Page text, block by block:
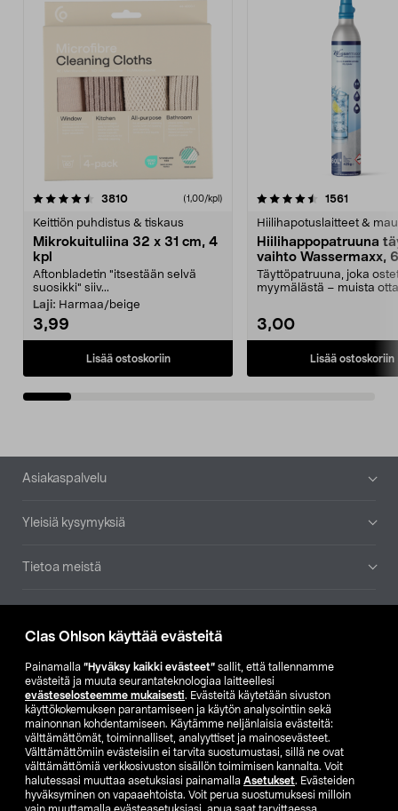
Clas Ohlson käyttää evästeitä
Painamalla ”Hyväksy kaikki evästeet” sallit, että tallennamme
evästeitä ja muuta seurantateknologiaa laitteellesi
evästeselosteemme mukaisesti. Evästeitä käytetään sivuston
käyttökokemuksen parantamiseen ja käytön analysointiin sekä
mainonnan kohdentamiseen. Käytämme neljänlaisia evästeitä:
välttämättömät, toiminnalliset, analyyttiset ja mainosevästeet.
Välttämättömiin evästeisiin ei tarvita suostumustasi, sillä ne ovat
välttämättömiä verkkosivuston sisällön toimimisen kannalta. Voit
halutessasi muuttaa asetuksiasi painamalla Asetukset. Evästeiden
hyväksyminen on vapaaehtoista. Voit perua suostumuksesi milloin
3810arvostelut (1,00/kpl)
Keittiön puhdistus & tiskaus
Mikrokuituliina 32 x 31 cm, 4
kpl
Aftonbladetin "itsestään selvä
suosikki" siiv...
Laji: Harmaa/beige
3,99
Lisää ostoskoriin
4.5viidestä
1561
Hiilihapotuslaitteet &
Hiilihappopatruuna
vaihto Wassermaxx,
Täyttöpatruuna, joka
myymälästä – muista
3,00
Lisää ostoskoriin
4.5viidestä
Alatunniste
Asiakaspalvelu
Yleisiä kysymyksiä
Tietoa meistä
Etsi myymälä
SE NO FI
FI SV